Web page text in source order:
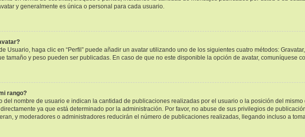
y generalmente es única o personal para cada usuario.
Usuario, haga clic en “Perfil” puede añadir un avatar utilizando uno de los siguientes cuatro métodos:
tamaño y peso pueden ser publicadas. En caso de que no este disponible la opción de avatar, comuníquese
rango?
del nombre de usuario e indican la cantidad de publicaciones realizadas por el usuario o la posición del
ya que está determinado por la administración. Por favor, no abuse de sus privilegios de
y moderadores o administradores reducirán el número de publicaciones realizadas, llegando incluso a